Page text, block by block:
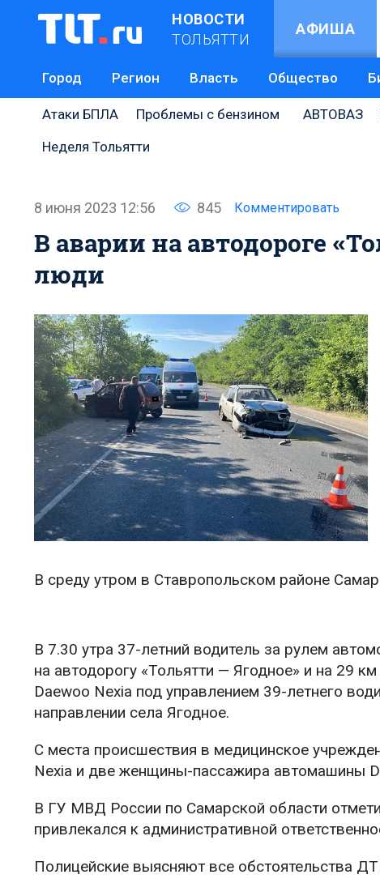
НОВОСТИ
ТОЛЬЯТТИ
АФИША
Город Регион Власть Общество
Атаки БПЛА Проблемы с бензином АВТОВАЗ
Неделя Тольятти
8 июня 2023 12:56 845 Комментировать
В аварии на автодороге
люди
В среду утром в Ставропольском районе
В 7.30 утра 37-летний водитель за рулем
на автодорогу «Тольятти — Ягодное» и на 29
Daewoo Nexia под управлением 39-летнего
направлении села Ягодное.
С места происшествия в медицинское
Nexia и две женщины-пассажира автомашины
В ГУ МВД России по Самарской области
привлекался к административной
Полицейские выясняют все обстоятельства